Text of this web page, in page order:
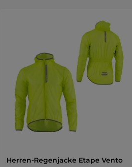
Herren-Regenjacke Etape Vento